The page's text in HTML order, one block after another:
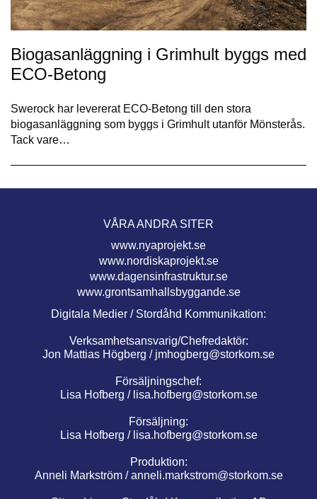
Biogasanläggning i Grimhult byggs med
ECO-Betong
Swerock har levererat ECO-Betong till den stora
biogasanläggning som byggs i Grimhult utanför Mönsterås.
Tack vare…
VÅRA ANDRA SITER
www.nyaprojekt.se
www.nordiskaprojekt.se
www.dagensinfrastruktur.se
www.grontsamhallsbyggande.se
Digitala Medier / Stordåhd Kommunikation:
Verksamhetsansvarig/Chefredaktör:
Jon Mattias Högberg / jmhogberg@storkom.se
Försäljningschef:
Lisa Hofberg / lisa.hofberg@storkom.se
Försäljning:
Lisa Hofberg / lisa.hofberg@storkom.se
Produktion:
Anneli Markström /anneli.markstrom@storkom.se